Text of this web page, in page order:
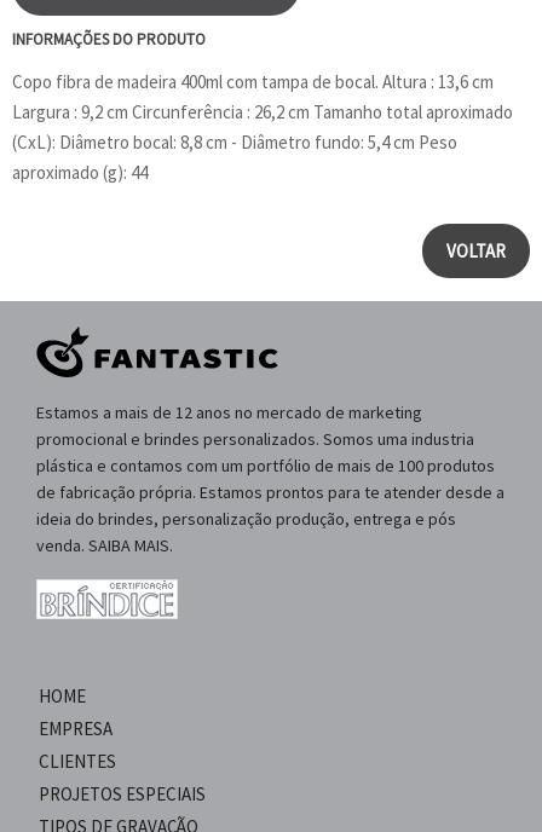
INFORMAÇÕES DO PRODUTO
Copo fibra de madeira 400ml com tampa de bocal. Altura : 13,6 cm
Largura : 9,2 cm Circunferência : 26,2 cm Tamanho total aproximado
(CxL): Diâmetro bocal: 8,8 cm - Diâmetro fundo: 5,4 cm Peso
aproximado (g): 44
VOLTAR
Estamos a mais de 12 anos no mercado de marketing
promocional e brindes personalizados. Somos uma industria
plástica e contamos com um portfólio de mais de 100 produtos
de fabricação própria. Estamos prontos para te atender desde a
ideia do brindes, personalização produção, entrega e pós
venda. SAIBA MAIS.
HOME
EMPRESA
CLIENTES
PROJETOS ESPECIAIS
TIPOS DE GRAVAÇÃO